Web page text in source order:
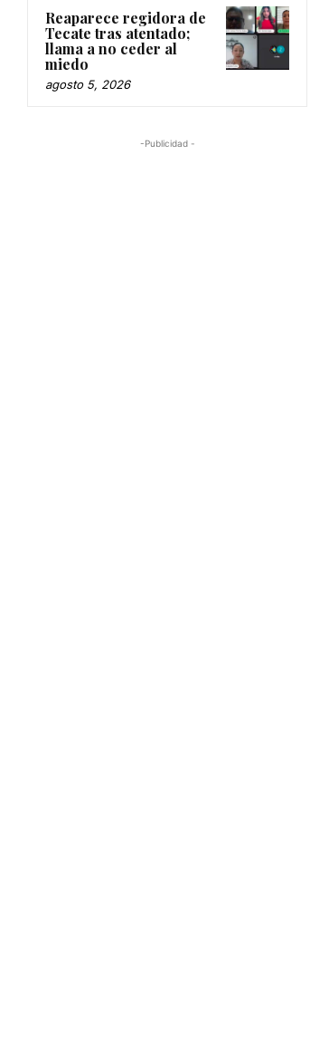
Reaparece regidora de
Tecate tras atentado;
llama a no ceder al
miedo
agosto 5, 2026
-Publicidad -